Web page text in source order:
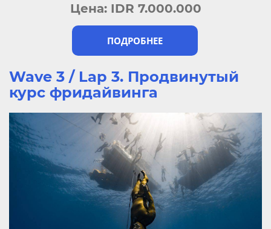
ПОДРОБНЕЕ
Цена: IDR 7.000.000
Wave 3 / Lap 3. Продвинутый
курс фридайвинга